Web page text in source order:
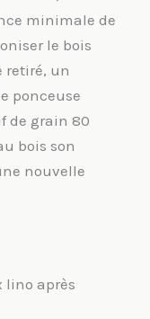
minimale de
le bois
retiré, un
ponceuse
de grain 80
bois son
nouvelle
lino après